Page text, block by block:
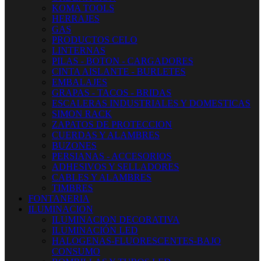
KOMA TOOLS
HERRAJES
GAS
PRODUCTOS CELO
LINTERNAS
PILAS - BOTON - CARGADORES
CINTA AISLANTE - BURLETES
EMBALAJES
GRAPAS - TACOS - BRIDAS
ESCALERAS INDUSTRIALES Y DOMESTICAS
SIMON RACK
ZAPATOS DE PROTECCION
CUERDAS Y ALAMBRES
BUZONES
PERSIANAS - ACCESORIOS
ADHESIVOS Y SELLADORES
CABLES Y ALAMBRES
TIMBRES
FONTANERIA
ILUMINACION
ILUMINACION DECORATIVA
ILUMINACIÓN LED
HALOGENAS-FLUORESCENTES-BAJO
CONSUMO